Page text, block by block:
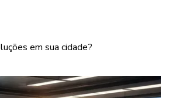
em sua cidade?